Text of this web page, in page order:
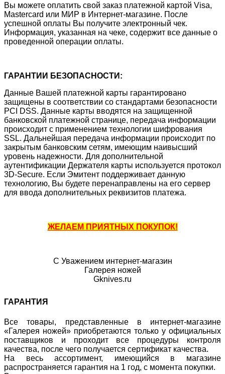
Вы можете оплатить свой заказ платежной картой Visa,
Mastercard или МИР в Интернет-магазине. После
успешной оплаты Вы получите электронный чек.
Информация, указанная на чеке, содержит все данные о
проведенной операции оплаты.
ГАРАНТИИ БЕЗОПАСНОСТИ:
Данные Вашей платежной карты гарантировано
защищены в соответствии со стандартами безопасности
PCI DSS. Данные карты вводятся на защищенной
банковской платежной странице, передача информации
происходит с применением технологии шифрования
SSL. Дальнейшая передача информации происходит по
закрытым банковским сетям, имеющим наивысший
уровень надежности. Для дополнительной
аутентификации Держателя карты используется протокол
3D-Secure. Если Эмитент поддерживает данную
технологию, Вы будете перенаправлены на его сервер
для ввода дополнительных реквизитов платежа.
ЖЕЛАЕМ ПРИЯТНЫХ ПОКУПОК!
С Уважением интернет-магазин
Галерея ножей
Gknives.ru
ГАРАНТИЯ
Все товары, представленные в интернет-магазине
«Галерея ножей» приобретаются только у официальных
поставщиков и проходит все процедуры контроля
качества, после чего получается сертификат качества.
На весь ассортимент, имеющийся в магазине
распространяется гарантия на 1 год, с момента покупки.